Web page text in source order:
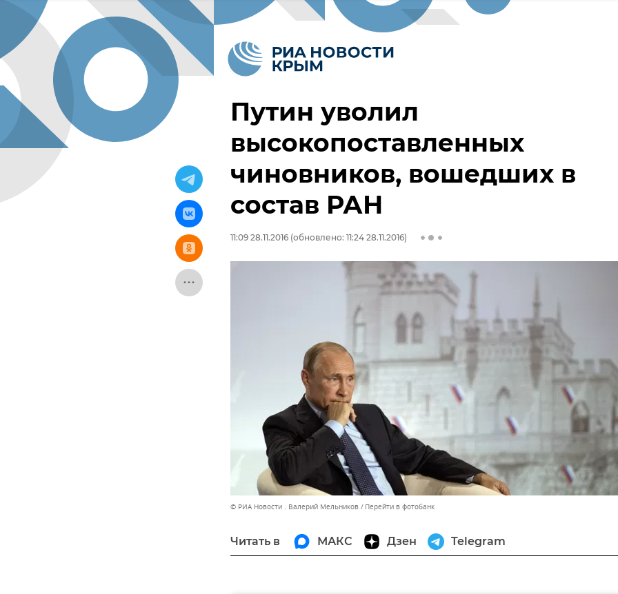
Путин уволил
высокопоставленных
чиновников, вошедших в
состав РАН
11:09 28.11.2016 (обновлено: 11:24 28.11.2016)
© РИА Новости . Валерий Мельников Перейти в фотобанк
Читать в МАКС Дзен Telegram